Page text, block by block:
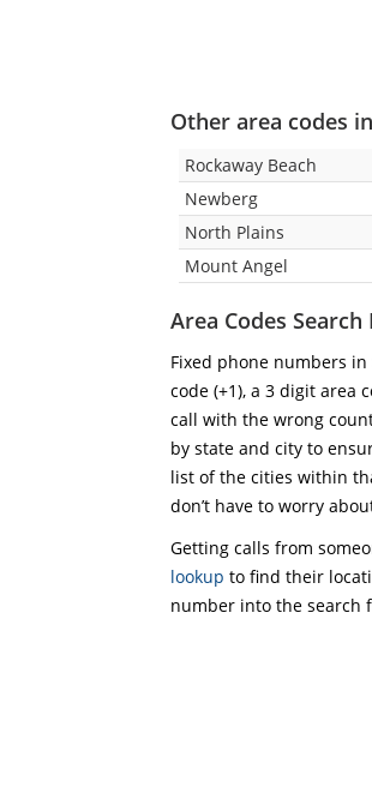
Other area codes
Rockaway Beach
Newberg
North Plains
Mount Angel
Area Codes Search
Fixed phone numbers in
code (+1), a 3 digit area
call with the wrong
by state and city to
list of the cities within
don’t have to worry
Getting calls from
lookup to find their
number into the search